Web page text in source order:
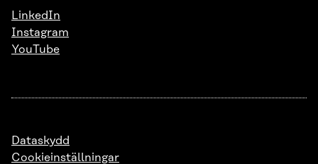
LinkedIn
Instagram
YouTube
Dataskydd
Cookieinställningar